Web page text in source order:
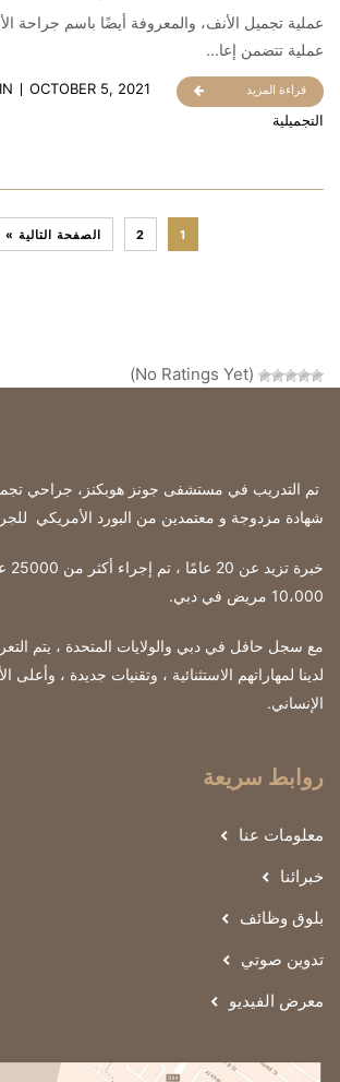
عملية تجميل الأنف، والمعروفة أيضًا باسم جراحة
عملية تتضمن إعا...
قراءة المزيد OCTOBER 5, 2021
التجميلية
1
2 الصفحة التالية »
(No Ratings Yet)
تم التدريب في مستشفى جونز هوبكنز، جراحي
شهادة مزدوجة و معتمدين من البورد الأمريكي
10،000 مريض في دبي.
مع سجل حافل في دبي والولايات المتحدة ، يتم
لدينا لمهاراتهم الاستثنائية ، وتقنيات جديدة ، وأعلى
الإنساني.
روابط سريعة
معلومات عنا
خبرائنا
بلوق وظائف
تدوين صوتي
معرض الفيديو